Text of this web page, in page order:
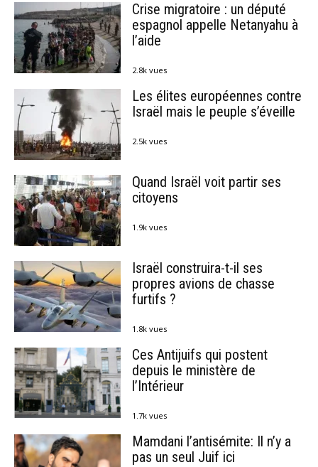
Crise migratoire : un député
espagnol appelle Netanyahu à
l’aide
2.8k vues
Les élites européennes contre
Israël mais le peuple s’éveille
2.5k vues
Quand Israël voit partir ses
citoyens
1.9k vues
Israël construira-t-il ses
propres avions de chasse
furtifs ?
1.8k vues
Ces Antijuifs qui postent
depuis le ministère de
l’Intérieur
1.7k vues
Mamdani l’antisémite: Il n’y a
pas un seul Juif ici